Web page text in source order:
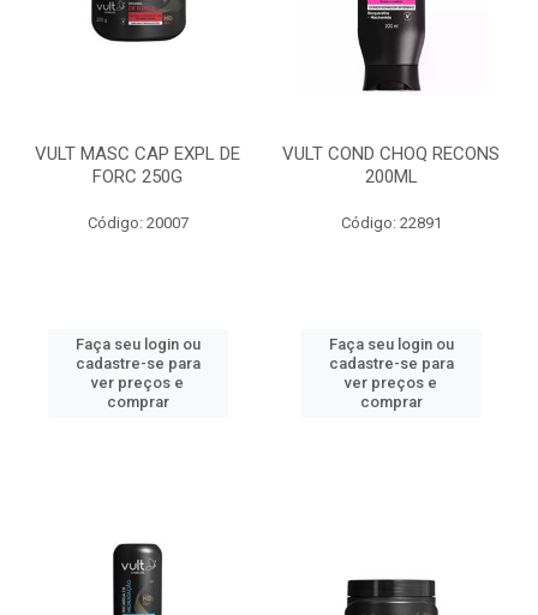
VULT MASC CAP EXPL DE
FORC 250G
Código: 20007
Faça seu login ou
cadastre-se para
ver preços e
comprar
VULT COND CHOQ RECONS
200ML
Código: 22891
Faça seu login ou
cadastre-se para
ver preços e
comprar